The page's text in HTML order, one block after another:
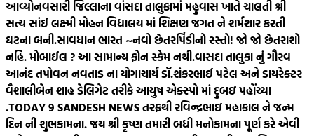
આવ્યોનવસારી જિલ્લાના વાંસદા તાલુકામાં મહુવાસ ખાતે ચાલતી શ્રી
સત્ય સાંઈ લક્ષ્મી મોહન વિદ્યાલય માં શિક્ષણ જગત ને શર્મશાર કરતી
ઘટના બની.સાવધાન ભારત ~નવો છેતરપિંડીનો રસ્તો! જો જો છેતરાશો
નહિ. મોબાઈલ ? આ સામાન્ય ફોન સ્કેમ નથી.વાસદા તાલુકા નું ગૌરવ
આનંદ તપોવન નવતાડ ના યોગાચાર્ય ડૉ.શંકરભાઈ પટેલ અને ડાયરેક્ટર
વૈશાલીબેન શાહ ડેલિગેટ તરીકે આયુષ એક્સ્પો માં દુબઇ પહોંચ્યા
.TODAY 9 SANDESH NEWS તરફથી રવિન્દ્રભાઇ મહાકાલ ને જન્મ
દિન ની શુભકામના. જય શ્રી કૃષ્ણ તમારી બધી મનોકામના પૂર્ણ કરે એવી